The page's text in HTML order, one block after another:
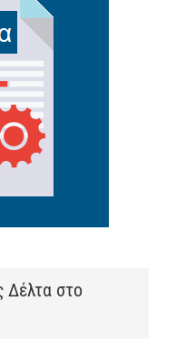
Δέλτα στο